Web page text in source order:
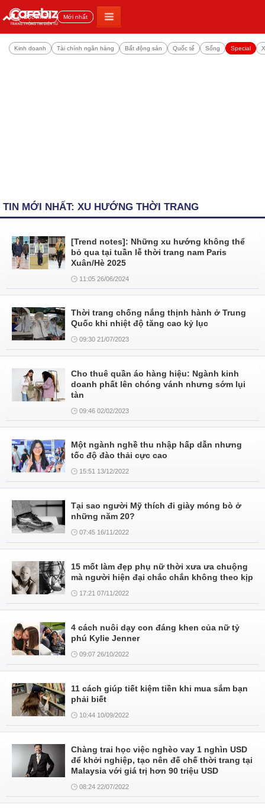
Đọc nhiều Mới nhất
Kinh doanh Tài chính ngân hàng Bất động sản Quốc tế Sống Special
TIN MỚI NHẤT: XU HƯỚNG THỜI TRANG
[Trend notes]: Những xu hướng không thể
bỏ qua tại tuần lễ thời trang nam Paris
Xuân/Hè 2025
11:05 26/06/2024
Thời trang chống nắng thịnh hành ở Trung
Quốc khi nhiệt độ tăng cao kỷ lục
09:30 21/07/2023
Cho thuê quần áo hàng hiệu: Ngành kinh
doanh phất lên chóng vánh nhưng sớm lụi
tàn
09:46 02/02/2023
Một ngành nghề thu nhập hấp dẫn nhưng
tốc độ đào thải cực cao
15:51 13/12/2022
Tại sao người Mỹ thích đi giày móng bò ở
những năm 20?
07:45 16/11/2022
15 mốt làm đẹp phụ nữ thời xưa ưa chuộng
mà người hiện đại chắc chắn không theo kịp
17:21 07/11/2022
4 cách nuôi dạy con đáng khen của nữ tỷ
phú Kylie Jenner
09:07 26/10/2022
11 cách giúp tiết kiệm tiền khi mua sắm bạn
phải biết
10:44 10/09/2022
Chàng trai học việc nghèo vay 1 nghìn USD
để khởi nghiệp, tạo nên đế chế thời trang tại
Malaysia với giá trị hơn 90 triệu USD
08:24 22/07/2022